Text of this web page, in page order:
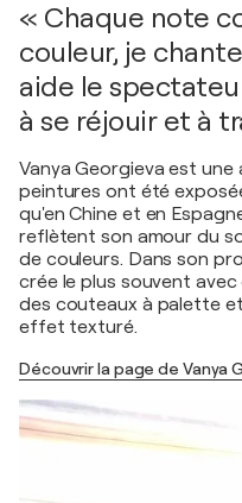
« Chaque note
couleur, je
aide le
à se réjouir et à
Vanya Georgieva est
peintures ont été
qu'en Chine et en
reflètent son amour du
de couleurs. Dans son
crée le plus souvent
des couteaux à palette
effet texturé.
Découvrir la page de Vanya